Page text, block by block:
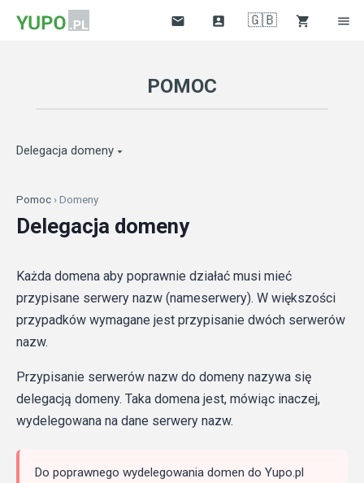
  🇬🇧  
POMOC
Delegacja domeny 
Pomoc › Domeny
Delegacja domeny
Każda domena aby poprawnie działać musi mieć
przypisane serwery nazw (nameserwery). W większości
przypadków wymagane jest przypisanie dwóch serwerów
nazw.
Przypisanie serwerów nazw do domeny nazywa się
delegacją domeny. Taka domena jest, mówiąc inaczej,
wydelegowana na dane serwery nazw.
Do poprawnego wydelegowania domen do Yupo.pl